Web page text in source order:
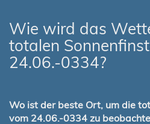
Wie wird das
totalen
24.06.-0334?
Wo ist der beste Ort, um die
vom 24.06.-0334 zu